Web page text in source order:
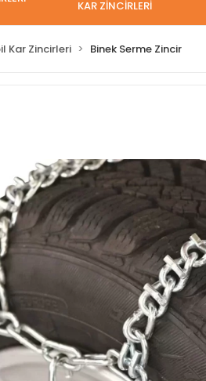
KAR ZİNCİRLERİ
Kar Zincirleri Binek Serme Zincir